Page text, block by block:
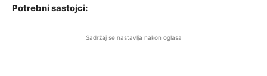
Potrebni sastojci:
Sadržaj se nastavlja nakon oglasa